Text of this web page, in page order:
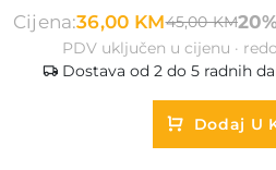
Cijena:36,00 KM45,00 KM
PDV uključen u cijenu ·
Dostava od 2 do 5 radnih
Dodaj U